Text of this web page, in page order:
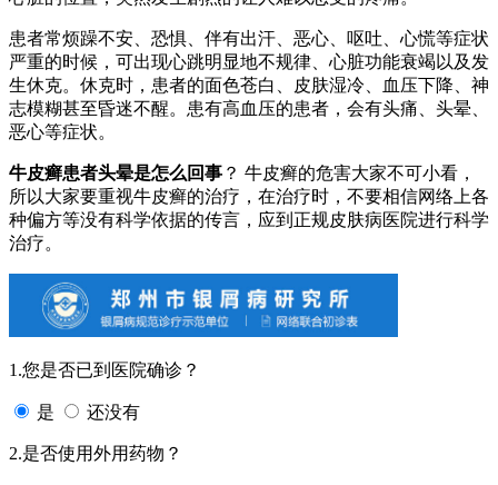
患者常烦躁不安、恐惧、伴有出汗、恶心、呕吐、心慌等症状
严重的时候，可出现心跳明显地不规律、心脏功能衰竭以及发
生休克。休克时，患者的面色苍白、皮肤湿冷、血压下降、神
志模糊甚至昏迷不醒。患有高血压的患者，会有头痛、头晕、
恶心等症状。
牛皮癣患者头晕是怎么回事 ？ 牛皮癣的危害大家不可小看，
所以大家要重视牛皮癣的治疗，在治疗时，不要相信网络上各
种偏方等没有科学依据的传言，应到正规皮肤病医院进行科学
治疗。
1.您是否已到医院确诊？
是 还没有
2.是否使用外用药物？